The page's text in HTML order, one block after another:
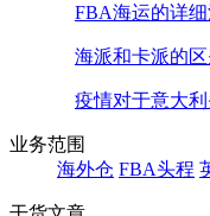
FBA海运的详
海派和卡派的区
疫情对于意大
业务范围
海外仓 FBA头程